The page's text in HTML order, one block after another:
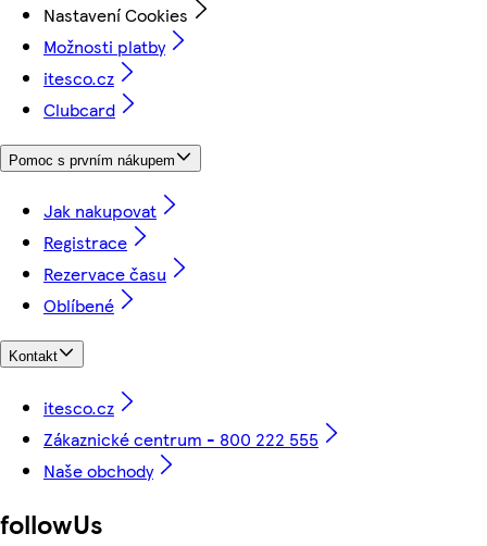
Nastavení Cookies
Možnosti platby
itesco.cz
Clubcard
Pomoc s prvním nákupem
Jak nakupovat
Registrace
Rezervace času
Oblíbené
Kontakt
itesco.cz
Zákaznické centrum - 800 222 555
Naše obchody
followUs